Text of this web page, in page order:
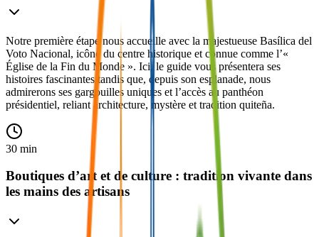
Notre première étape nous accueille avec la majestueuse Basílica del
Voto Nacional, icône du centre historique et connue comme l’«
Église de la Fin du Monde ». Ici, le guide vous présentera ses
histoires fascinantes tandis que, depuis son esplanade, nous
admirerons ses gargouilles uniques et l’accès au panthéon
présidentiel, reliant architecture, mystère et tradition quiteña.
30 min
Boutiques d’art et de culture : tradition vivante dans
les mains des artisans